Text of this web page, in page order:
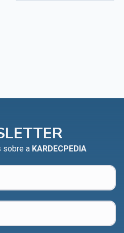
sobre a KARDECPEDIA